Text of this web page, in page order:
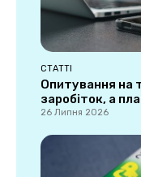
СТАТТІ
Опитування на
заробіток, а
26 Липня 2026